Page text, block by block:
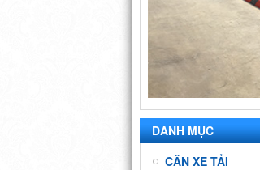
DANH MỤC
CÂN XE TẢI